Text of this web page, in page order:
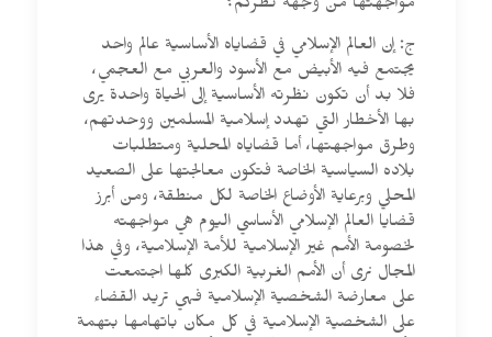
مواجهتها من وجهة نظركم؟
ج: إن العالم الإسلامي في قضاياه الأساسية عالم واحد
يجتمع فيه الأبيض مع الأسود والعربي مع العجمي،
فلا بد أن تكون نظرته الأساسية إلى الحياة واحدة يرى
بها الأخطار التي تهدد إسلامية المسلمين ووحدتهم،
وطرق مواجهتها، أما قضاياه المحلية ومتطلبات
بلاده السياسية الخاصة فتكون معالجتها على الصعيد
المحلي وبرعاية الأوضاع الخاصة لكل منطقة، ومن أبرز
قضايا العالم الإسلامي الأساسي اليوم هي مواجهته
لخصومة الأمم غير الإسلامية للأمة الإسلامية، وفي هذا
المجال نرى أن الأمم الغربية الكبرى كلها اجتمعت
على معارضة الشخصية الإسلامية فهي تريد القضاء
على الشخصية الإسلامية في كل مكان باتهامها بتهمة